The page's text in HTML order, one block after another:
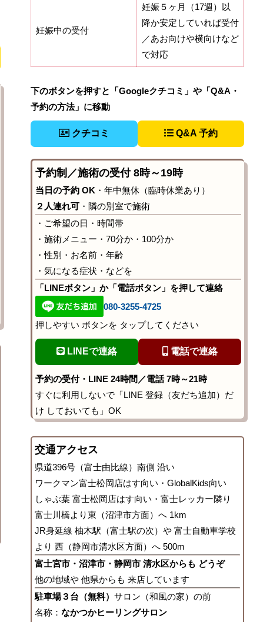
妊娠中の受付
妊娠５ヶ月（17週）以
降か安定していれば受付
／あお向けや横向けなど
で対応
下のボタンを押すと「Googleクチコミ」や「Q&A・
予約の方法」に移動
クチコミ Q&A 予約
予約制／施術の受付 8時～19時
当日の予約 OK ・年中無休（臨時休業あり）
２人連れ可 ・隣の別室で施術
・ご希望の日・時間帯
・施術メニュー・70分か・100分か
・性別・お名前・年齢
・気になる症状・などを
「LINEボタン」か「電話ボタン」を押して連絡
080-3255-4725
押しやすい ボタンを タップしてください
LINEで連絡 電話で連絡
予約の受付・LINE 24時間／電話 7時～21時
すぐに利用しないで「LINE 登録（友だち追加）だ
け しておいても」OK
交通アクセス
県道396号（富士由比線）南側 沿い
ワークマン富士松岡店はす向い・GlobalKids向い
しゃぶ葉 富士松岡店はす向い・富士レッカー隣り
富士川橋より東（沼津市方面）へ 1km
JR身延線 柚木駅（富士駅の次）や 富士自動車学校
より 西（静岡市清水区方面）へ 500m
富士宮市・沼津市・静岡市 清水区からも どうぞ
他の地域や 他県からも 来店しています
駐車場３台（無料）サロン（和風の家）の前
名称：なかつかヒーリングサロン